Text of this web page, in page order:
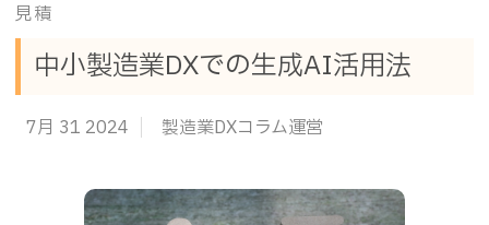
見積
中小製造業DXでの生成AI活用法
7月 31 2024 製造業DXコラム運営